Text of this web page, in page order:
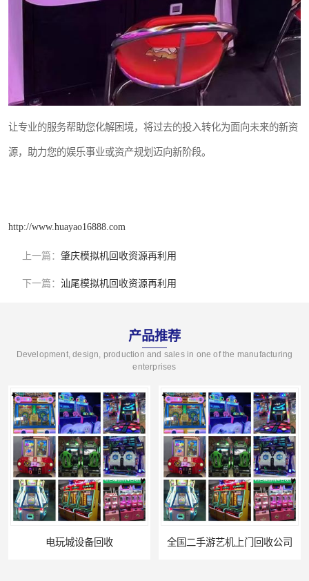
让专业的服务帮助您化解困境，将过去的投入转化为面向未来的新资
源，助力您的娱乐事业或资产规划迈向新阶段。
http://www.huayao16888.com
上一篇： 肇庆模拟机回收资源再利用
下一篇： 汕尾模拟机回收资源再利用
产品推荐
Development, design, production and sales in one of the manufacturing
enterprises
电玩城设备回收 全国二手游艺机上门回收公司